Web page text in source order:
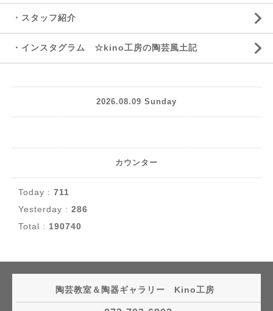
・スタッフ紹介
・インスタグラム ☆kino工房の陶芸風土記
2026.08.09 Sunday
カウンター
Today : 711
Yesterday : 286
Total : 190740
陶芸教室＆陶器ギャラリー Kino工房